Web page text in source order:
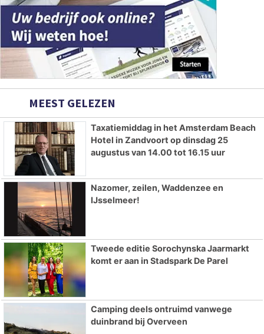
MEEST GELEZEN
Taxatiemiddag in het Amsterdam Beach
Hotel in Zandvoort op dinsdag 25
augustus van 14.00 tot 16.15 uur
Nazomer, zeilen, Waddenzee en
IJsselmeer!
Tweede editie Sorochynska Jaarmarkt
komt er aan in Stadspark De Parel
Camping deels ontruimd vanwege
duinbrand bij Overveen